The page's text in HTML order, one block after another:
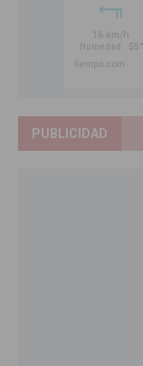
PUBLICIDAD